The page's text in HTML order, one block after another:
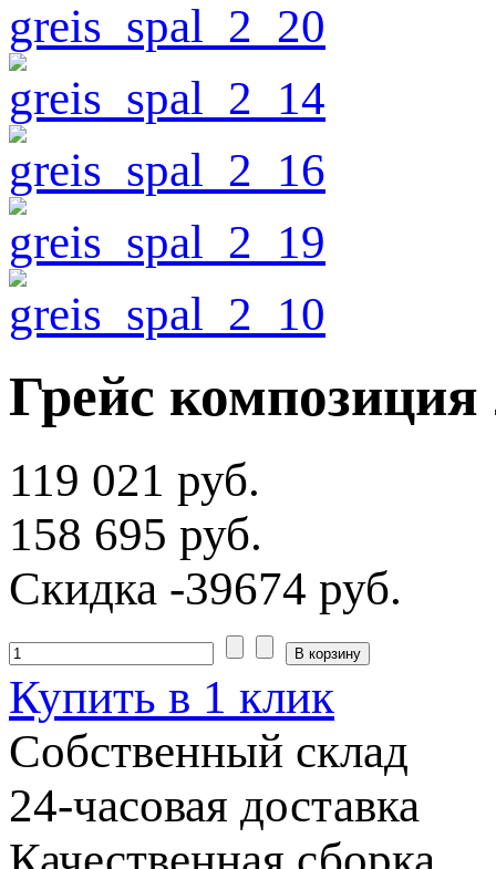
Грейс композиция
119 021 руб.
158 695 руб.
Скидка -39674 руб.
Купить в 1 клик
Собственный склад
24-часовая доставка